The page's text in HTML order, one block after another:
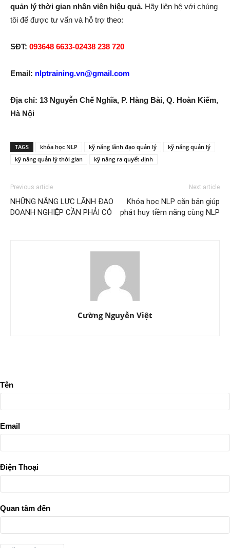
quản lý thời gian nhân viên hiệu quả. Hãy liên hệ với chúng
tôi để được tư vấn và hỗ trợ theo:
SĐT: 093648 6633-02438 238 720
Email: nlptraining.vn@gmail.com
Địa chỉ: 13 Nguyễn Chế Nghĩa, P. Hàng Bài, Q. Hoàn Kiếm,
Hà Nội
TAGS khóa học NLP kỹ năng lãnh đạo quản lý
kỹ năng quản lý
kỹ năng quản lý thời gian
kỹ năng ra quyết định
Previous article
NHỮNG NĂNG LỰC LÃNH ĐẠO
DOANH NGHIỆP CẦN PHẢI CÓ
Next article
Khóa học NLP căn bản giúp
phát huy tiềm năng cùng NLP
Cường Nguyễn Việt
Tên
Email
Điện Thoại
Quan tâm đến